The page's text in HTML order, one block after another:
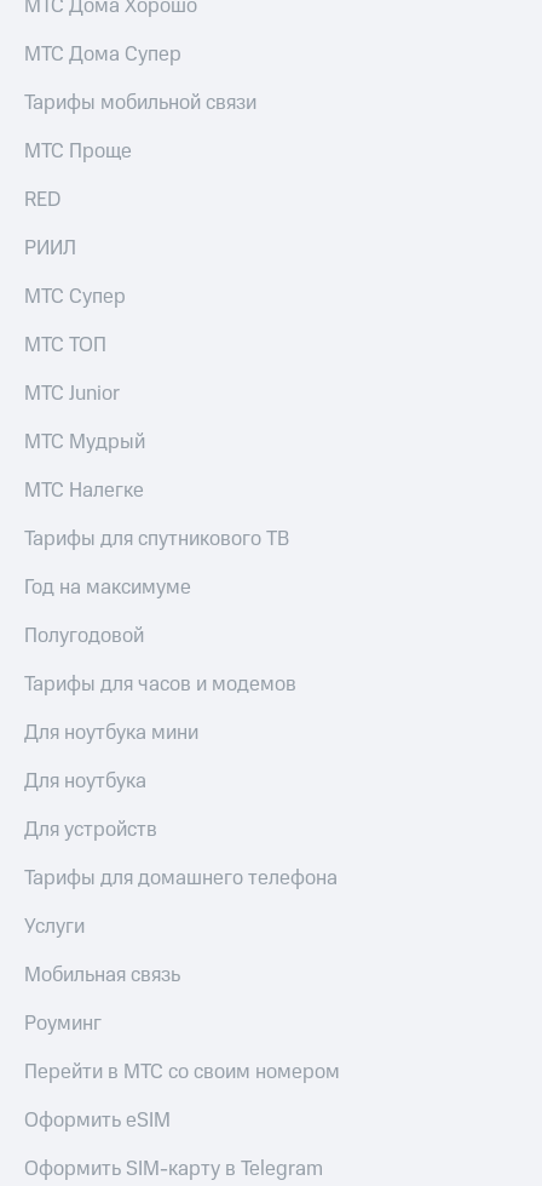
МТС Дома Хорошо
МТС Дома Супер
Тарифы мобильной связи
МТС Проще
RED
РИИЛ
МТС Супер
МТС ТОП
МТС Junior
МТС Мудрый
МТС Налегке
Тарифы для спутникового ТВ
Год на максимуме
Полугодовой
Тарифы для часов и модемов
Для ноутбука мини
Для ноутбука
Для устройств
Тарифы для домашнего телефона
Услуги
Мобильная связь
Роуминг
Перейти в МТС со своим номером
Оформить eSIM
Оформить SIM-карту в Telegram